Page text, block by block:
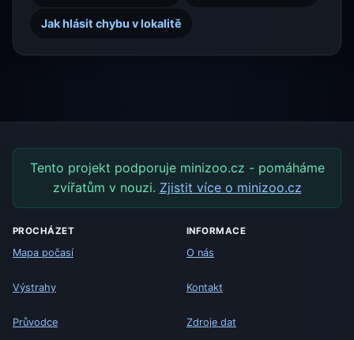
Jak hlásit chybu v lokalitě
Tento projekt podporuje minizoo.cz - pomáháme
zvířatům v nouzi. Zjistit více o minizoo.cz
PROCHÁZET
Mapa počasí
Výstrahy
Průvodce
INFORMACE
O nás
Kontakt
Zdroje dat